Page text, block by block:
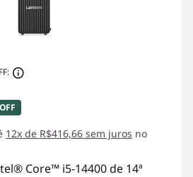
:-R$2.680,00
12x de R$416,66 sem juros no
Core™ i5-14400 de 14ª